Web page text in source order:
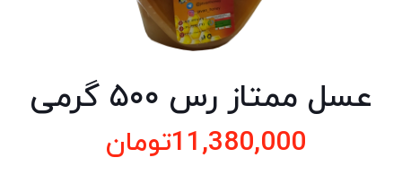
عسل ممتاز رس ۵۰۰ گرمی
11,380,000تومان